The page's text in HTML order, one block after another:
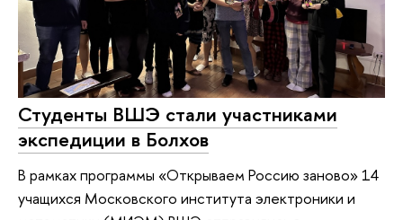
Студенты ВШЭ стали участниками
экспедиции в Болхов
В рамках программы «Открываем Россию заново» 14
учащихся Московского института электроники и